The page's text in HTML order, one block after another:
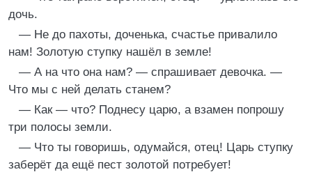
дочь.
— Не до пахоты, доченька, счастье привалило
нам! Золотую ступку нашёл в земле!
— А на что она нам? — спрашивает девочка. —
Что мы с ней делать станем?
— Как — что? Поднесу царю, а взамен попрошу
три полосы земли.
— Что ты говоришь, одумайся, отец! Царь ступку
заберёт да ещё пест золотой потребует!